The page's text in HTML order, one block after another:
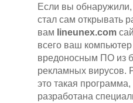
Если вы
стал сам открывать
вам lineunex.com
всего ваш
вредоносным ПО из
рекламных вирусов.
это такая программа,
разработана